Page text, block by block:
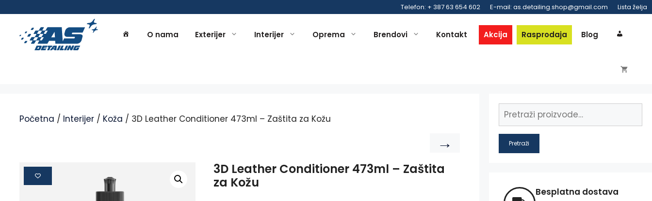
Telefon: + 387 63 654 602 E-mail: as.detailing.shop@gmail.com Lista želja
O nama Exterijer Interijer Oprema Brendovi Kontakt Akcija Rasprodaja Blog
Početna / Interijer / Koža / 3D Leather Conditioner 473ml – Zaštita za Kožu
→
3D Leather Conditioner 473ml – Zaštita
za Kožu
Pretraži
Besplatna dostava